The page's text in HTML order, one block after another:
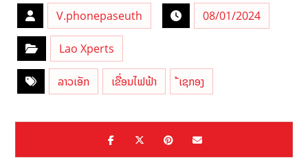
V.phonepaseuth 08/01/2024
Lao Xperts
ລາວເອັກ ເຂື່ອນໄຟຟ້າ ້ເຊກອງ